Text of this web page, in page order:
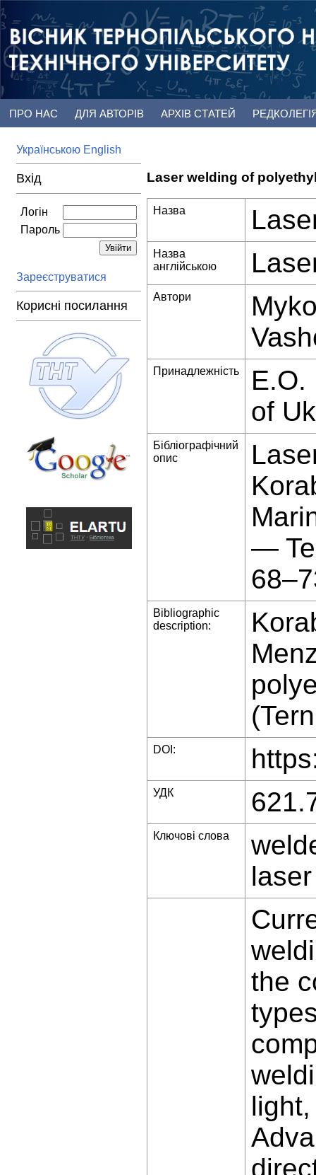
ПРО НАС ДЛЯ АВТОРІВ АРХІВ СТАТЕЙ
Українською English
Вхід
Логін
Пароль
Зареєструватися
Корисні посилання
Laser welding of
Назва
Назва
англійською
Автори
Принадлежність
E.O.
of
Бібліографічний
опис
—
Bibliographic
description:
DOI:
УДК
Ключові слова
the